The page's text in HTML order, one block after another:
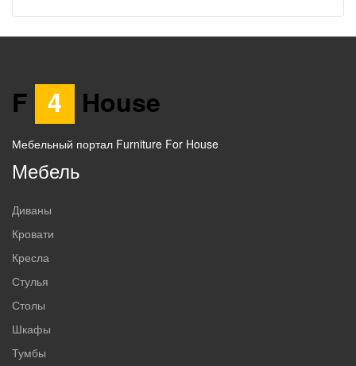
F 4 House
Мебельный портал Furniture For House
Мебель
Диваны
Кровати
Кресла
Стулья
Столы
Шкафы
Тумбы